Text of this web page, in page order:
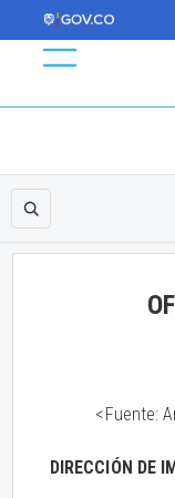
<Fuente:
DIRECCIÓN DE